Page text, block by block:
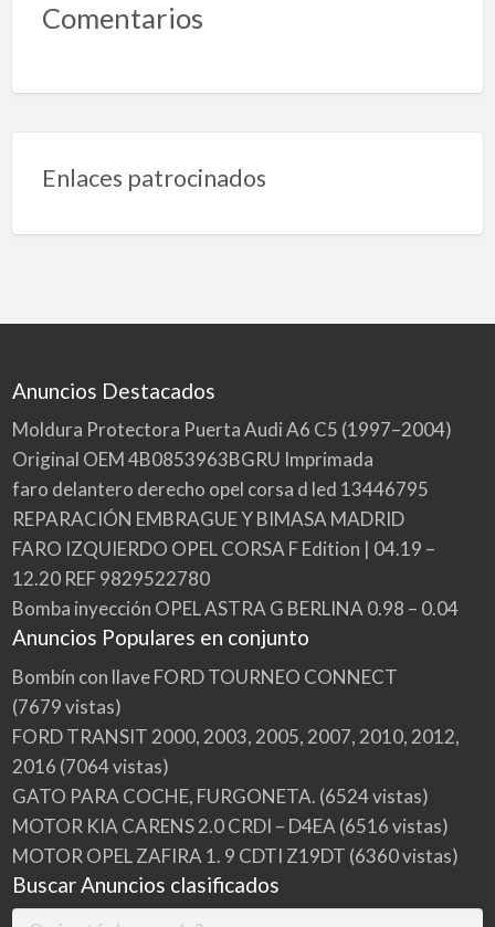
Comentarios
Enlaces patrocinados
Anuncios Destacados
Moldura Protectora Puerta Audi A6 C5 (1997–2004)
Original OEM 4B0853963BGRU Imprimada
faro delantero derecho opel corsa d led 13446795
REPARACIÓN EMBRAGUE Y BIMASA MADRID
FARO IZQUIERDO OPEL CORSA F Edition | 04.19 –
12.20 REF 9829522780
Bomba inyección OPEL ASTRA G BERLINA 0.98 – 0.04
Anuncios Populares en conjunto
Bombín con llave FORD TOURNEO CONNECT
(7679 vistas)
FORD TRANSIT 2000, 2003, 2005, 2007, 2010, 2012,
2016 (7064 vistas)
GATO PARA COCHE, FURGONETA. (6524 vistas)
MOTOR KIA CARENS 2.0 CRDI – D4EA (6516 vistas)
MOTOR OPEL ZAFIRA 1. 9 CDTI Z19DT (6360 vistas)
Buscar Anuncios clasificados